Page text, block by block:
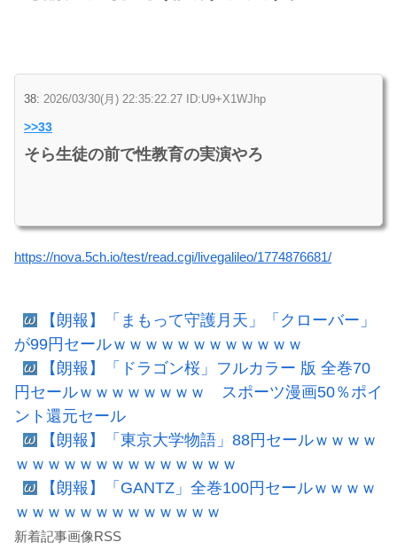
38: 2026/03/30(月) 22:35:22.27 ID:U9+X1WJhp
>>33
そら生徒の前で性教育の実演やろ
https://nova.5ch.io/test/read.cgi/livegalileo/1774876681/
【朗報】「まもって守護月天」「クローバー」
が99円セールｗｗｗｗｗｗｗｗｗｗｗｗ
【朗報】「ドラゴン桜」フルカラー 版 全巻70
円セールｗｗｗｗｗｗｗｗ スポーツ漫画50％ポイ
ント還元セール
【朗報】「東京大学物語」88円セールｗｗｗｗ
ｗｗｗｗｗｗｗｗｗｗｗｗｗｗ
【朗報】「GANTZ」全巻100円セールｗｗｗｗ
ｗｗｗｗｗｗｗｗｗｗｗｗｗ
新着記事画像RSS